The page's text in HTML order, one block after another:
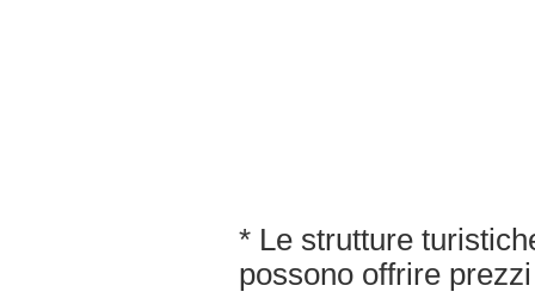
* Le strutture
possono offrire